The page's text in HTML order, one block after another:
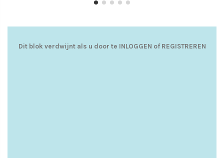
Dit blok verdwijnt als u door te INLOGGEN of REGISTREREN